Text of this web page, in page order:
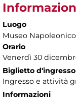
Luogo
Museo Napoleonico
Orario
Venerdì 30
Biglietto d'ingresso
Ingresso e attività
Informazioni